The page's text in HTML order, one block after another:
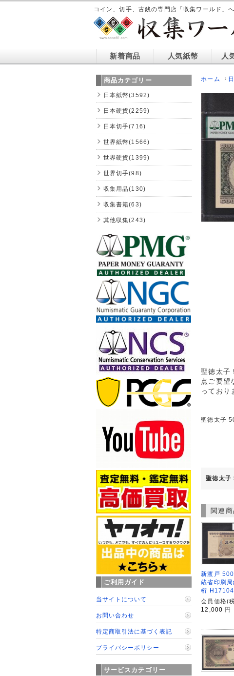
コイン、切手、古銭の専門店「収集ワールド」
新着商品 人気紙幣 人
ホーム
聖徳太子
点ご要望
っており
聖徳太子
聖徳太子
関連商
新渡戸
蔵省印刷
桁
会員価格(
12,000 円
商品カテゴリー
日本紙幣(3592)
日本硬貨(2259)
日本切手(716)
世界紙幣(1566)
世界硬貨(1399)
世界切手(98)
収集用品(130)
収集書籍(63)
其他収集(243)
ご利用ガイド
当サイトについて
お問い合わせ
特定商取引法に基づく表記
プライバシーポリシー
サービスカテゴリー